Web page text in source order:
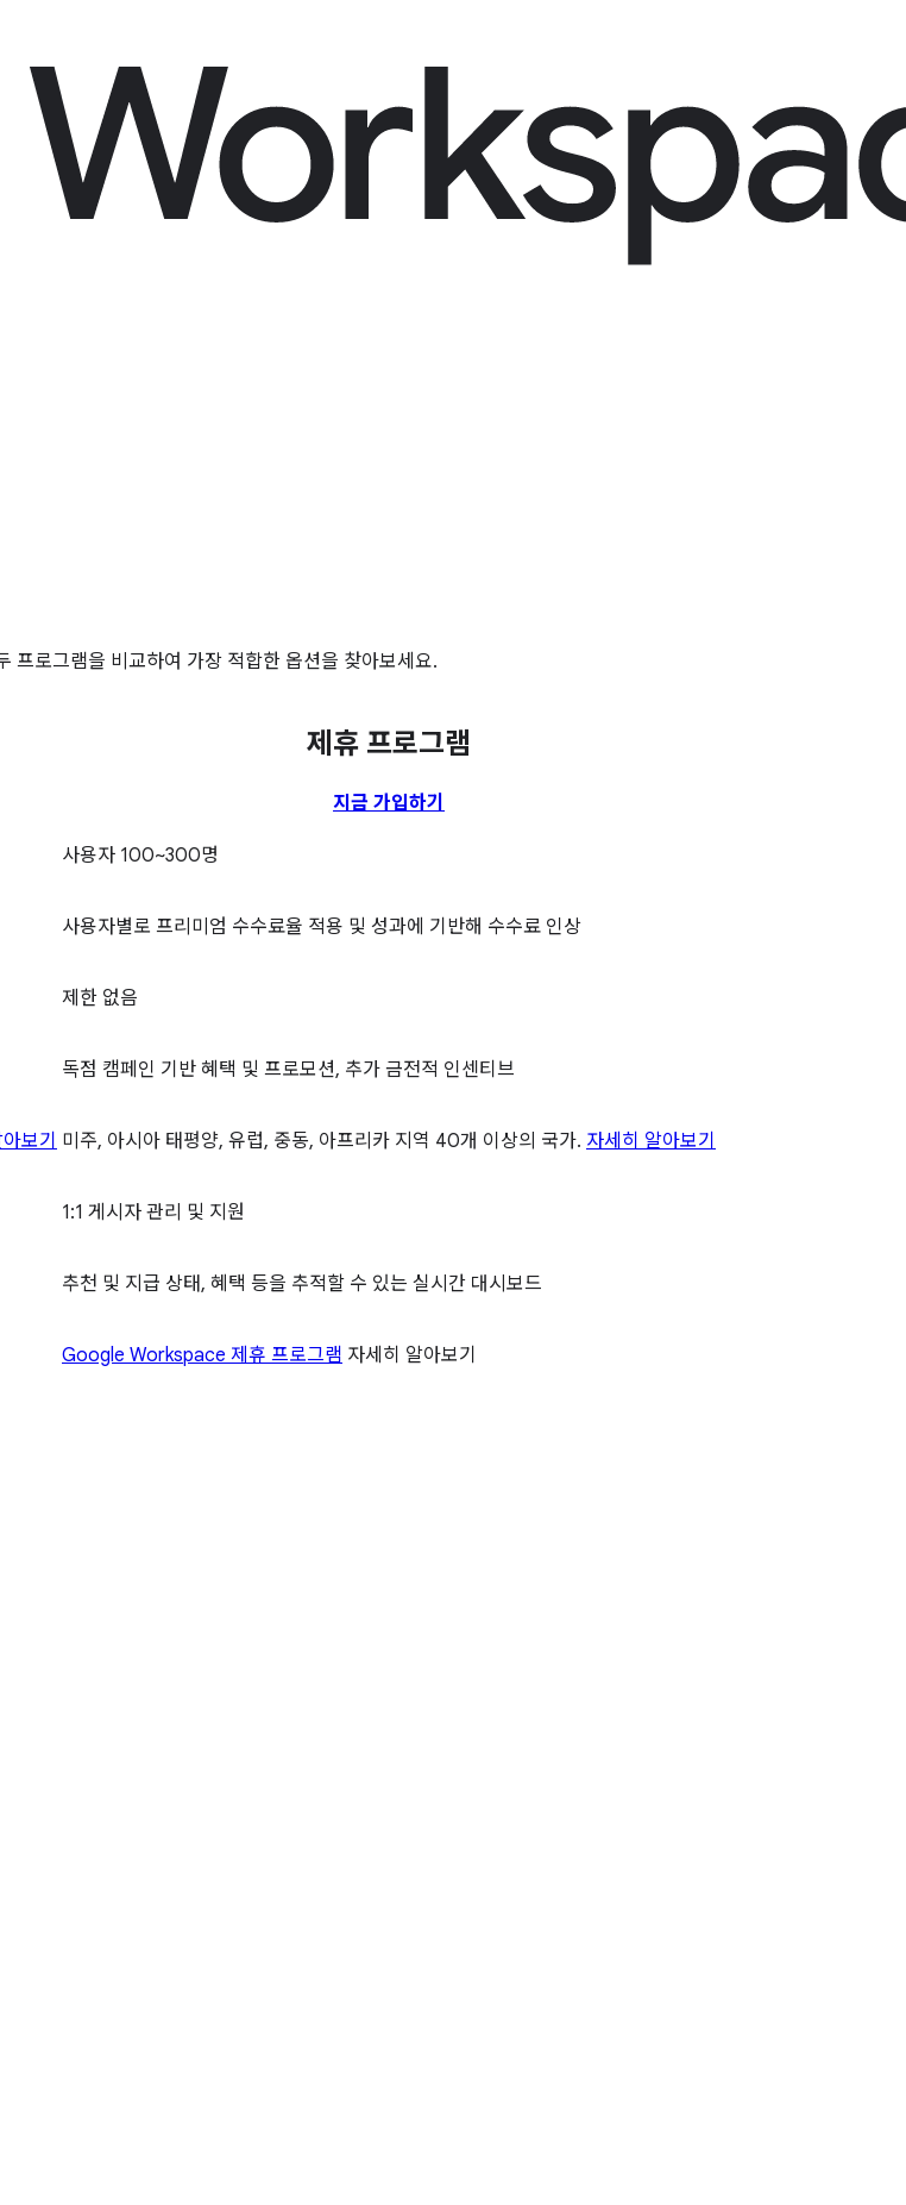
로그램을 비교하여 가장 적합한 옵션을 찾아보세요.
제휴 프로그램
지금 가입하기
사용자 100~300명
사용자별로 프리미엄 수수료율 적용 및 성과에 기반해 수수료 인상
제한 없음
독점 캠페인 기반 혜택 및 프로모션, 추가 금전적 인센티브
보기 미주, 아시아 태평양, 유럽, 중동, 아프리카 지역 40개 이상의 국가. 자세히 알아보기
1:1 게시자 관리 및 지원
추천 및 지급 상태, 혜택 등을 추적할 수 있는 실시간 대시보드
Google Workspace 제휴 프로그램 자세히 알아보기